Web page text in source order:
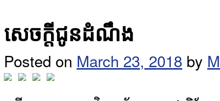
សេចក្តីជូនដំណឹង ​
Posted on March 23, 2018 by